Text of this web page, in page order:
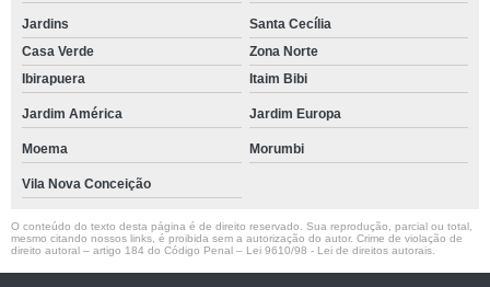
Jardins
Santa Cecília
Casa Verde
Zona Norte
Ibirapuera
Itaim Bibi
Jardim América Jardim Europa
Moema Morumbi
Vila Nova Conceição
O conteúdo do texto desta página é de direito reservado. Sua reprodução, parcial ou total,
mesmo citando nossos links, é proibida sem a autorização do autor. Crime de violação de
direito autoral – artigo 184 do Código Penal – Lei 9610/98 - Lei de direitos autorais